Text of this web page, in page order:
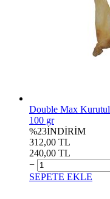
Double Max
100 gr
%23İNDİRİM
312,00 TL
240,00 TL
−
SEPETE EKLE